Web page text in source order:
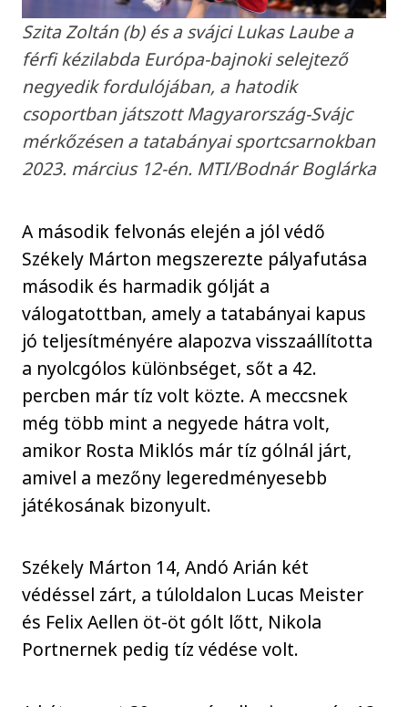
Szita Zoltán (b) és a svájci Lukas Laube a
férfi kézilabda Európa-bajnoki selejtező
negyedik fordulójában, a hatodik
csoportban játszott Magyarország-Svájc
mérkőzésen a tatabányai sportcsarnokban
2023. március 12-én. MTI/Bodnár Boglárka
A második felvonás elején a jól védő
Székely Márton megszerezte pályafutása
második és harmadik gólját a
válogatottban, amely a tatabányai kapus
jó teljesítményére alapozva visszaállította
a nyolcgólos különbséget, sőt a 42.
percben már tíz volt közte. A meccsnek
még több mint a negyede hátra volt,
amikor Rosta Miklós már tíz gólnál járt,
amivel a mezőny legeredményesebb
játékosának bizonyult.
Székely Márton 14, Andó Arián két
védéssel zárt, a túloldalon Lucas Meister
és Felix Aellen öt-öt gólt lőtt, Nikola
Portnernek pedig tíz védése volt.